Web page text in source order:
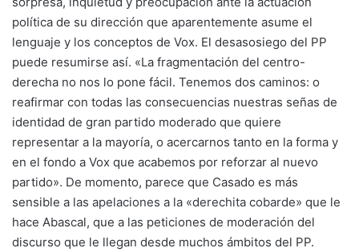
política de su dirección que aparentemente asume el
lenguaje y los conceptos de Vox. El desasosiego del PP
puede resumirse así. «La fragmentación del centro-
derecha no nos lo pone fácil. Tenemos dos caminos: o
reafirmar con todas las consecuencias nuestras señas de
identidad de gran partido moderado que quiere
representar a la mayoría, o acercarnos tanto en la forma y
en el fondo a Vox que acabemos por reforzar al nuevo
partido». De momento, parece que Casado es más
sensible a las apelaciones a la «derechita cobarde» que le
hace Abascal, que a las peticiones de moderación del
discurso que le llegan desde muchos ámbitos del PP.